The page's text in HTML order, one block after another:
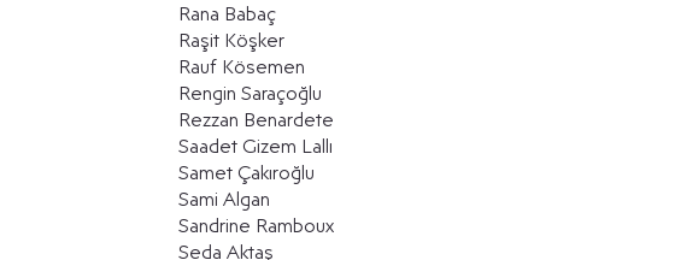
Rana Babaç
Raşit Köşker
Rauf Kösemen
Rengin Saraçoğlu
Rezzan Benardete
Saadet Gizem Lallı
Samet Çakıroğlu
Sami Algan
Sandrine Ramboux
Seda Aktaş